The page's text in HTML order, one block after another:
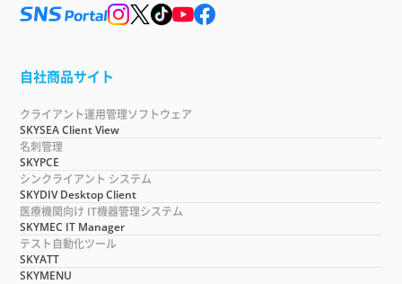
自社商品サイト
クライアント運用管理ソフトウェア
SKYSEA Client View
名刺管理
SKYPCE
シンクライアント システム
SKYDIV Desktop Client
医療機関向け IT機器管理システム
SKYMEC IT Manager
テスト自動化ツール
SKYATT
SKYMENU